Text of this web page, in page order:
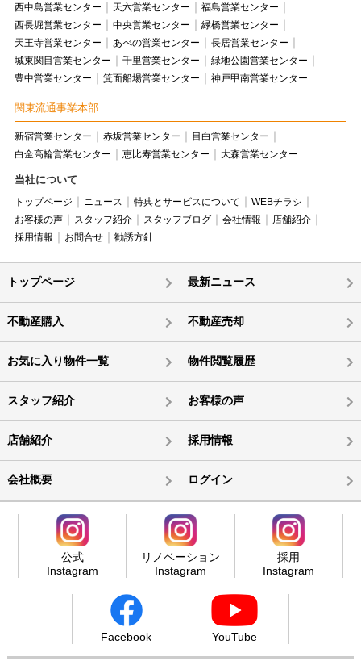
西中島営業センター 天六営業センター
福島営業センター
西長堀営業センター
中央営業センター
緑橋営業センター
天王寺営業センター
あべの営業センター
長居営業センター
城東関目営業センター
千里営業センター
緑地公園営業センター
豊中営業センター
箕面船場営業センター 神戸甲南営業センター
関東流通事業本部
新宿営業センター 赤坂営業センター
目白営業センター
白金高輪営業センター
恵比寿営業センター 大森営業センター
当社について
トップページ ニュース 特典とサービスについて
WEBチラシ
お客様の声
スタッフ紹介 スタッフブログ 会社情報
店舗紹介
採用情報
お問合せ 勧誘方針
トップページ 最新ニュース
不動産購入 不動産売却
お気に入り物件一覧 物件閲覧履歴
スタッフ紹介 お客様の声
店舗紹介 採用情報
会社概要 ログイン
公式
Instagram
リノベーション
Instagram
採用
Instagram
Facebook YouTube